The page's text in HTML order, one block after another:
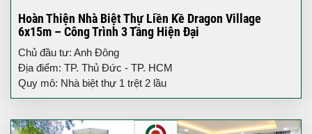
Hoàn Thiện Nhà Biệt Thự Liền Kề Dragon Village
6x15m – Công Trình 3 Tầng Hiện Đại
Chủ đầu tư: Anh Đông
Địa điểm: TP. Thủ Đức - TP. HCM
Quy mô: Nhà biệt thự 1 trệt 2 lầu